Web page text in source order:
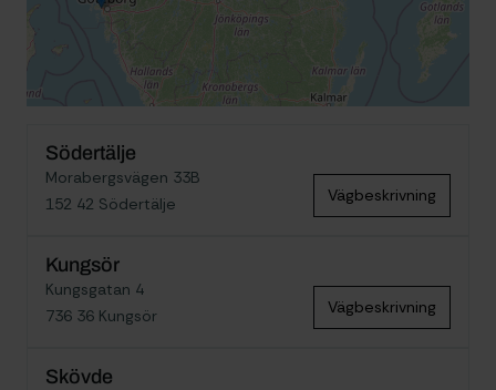
Södertälje
Morabergsvägen 33B
152 42 Södertälje
Vägbeskrivning
Kungsör
Kungsgatan 4
736 36 Kungsör
Vägbeskrivning
Skövde